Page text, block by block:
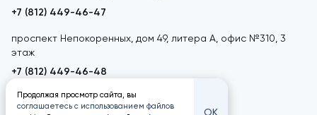
+7 (812) 449-46-47
проспект Непокоренных, дом 49, литера А, офис №310, 3
этаж
+7 (812) 449-46-48
Продолжая просмотр сайта, вы
соглашаетесь с использованием файлов
ОК